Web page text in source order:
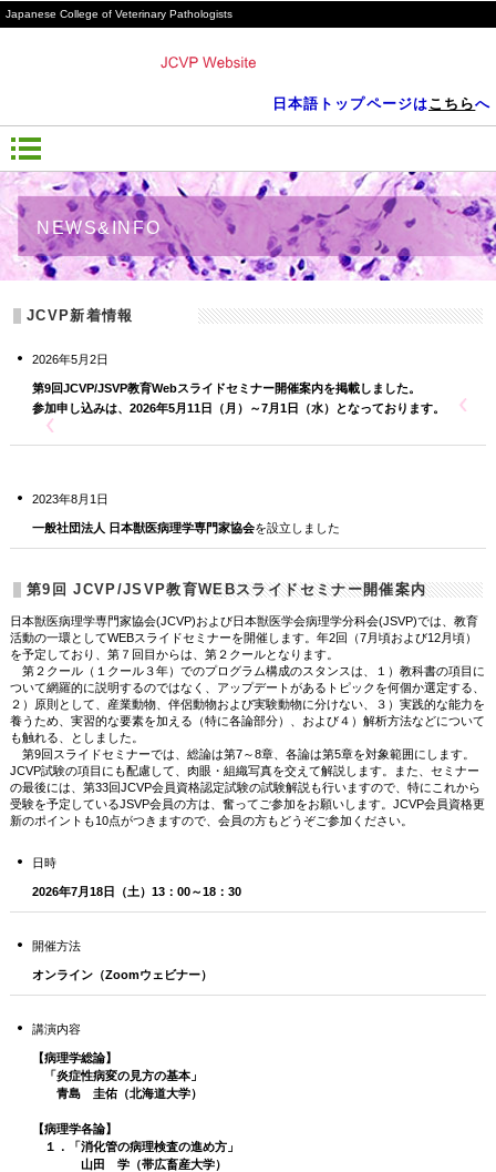
Japanese College of Veterinary Pathologists
日本語トップページはこちらへ
NEWS&INFO
JCVP新着情報
2026年5月2日
第9回JCVP/JSVP教育Webスライドセミナー開催案内を掲載しました。
参加申し込みは、2026年5月11日（月）～7月1日（水）となっております。
2023年8月1日
一般社団法人 日本獣医病理学専門家協会を設立しました
第9回 JCVP/JSVP教育WEBスライドセミナー開催案内
日本獣医病理学専門家協会(JCVP)および日本獣医学会病理学分科会(JSVP)では、教育
活動の一環としてWEBスライドセミナーを開催します。年2回（7月頃および12月頃）
を予定しており、第７回目からは、第２クールとなります。
第２クール（１クール３年）でのプログラム構成のスタンスは、１）教科書の項目に
ついて網羅的に説明するのではなく、アップデートがあるトピックを何個か選定する、
２）原則として、産業動物、伴侶動物および実験動物に分けない、３）実践的な能力を
養うため、実習的な要素を加える（特に各論部分）、および４）解析方法などについて
も触れる、としました。
第9回スライドセミナーでは、総論は第7～8章、各論は第5章を対象範囲にします。
JCVP試験の項目にも配慮して、肉眼・組織写真を交えて解説します。また、セミナー
の最後には、第33回JCVP会員資格認定試験の試験解説も行いますので、特にこれから
受験を予定しているJSVP会員の方は、奮ってご参加をお願いします。JCVP会員資格更
新のポイントも10点がつきますので、会員の方もどうぞご参加ください。
日時
2026年7月18日（土）13：00～18：30
開催方法
オンライン（Zoomウェビナー）
講演内容
【病理学総論】
「炎症性病変の見方の基本」
青島 圭佑（北海道大学）
【病理学各論】
１．「消化管の病理検査の進め方」
山田 学（帯広畜産大学）